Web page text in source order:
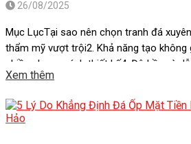
26/08/2025
Mục LụcTại sao nên chọn tranh đá
thẩm mỹ vượt trội2. Khả năng tạo không
nhiều phong cách thiết kế4. Độ bền và
xuyên sáng ốp tườngĐá xuyên sáng ốp
Xem thêm